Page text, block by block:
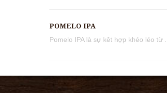
POMELO IPA
Pomelo IPA là sự kêt hợp khéo léo từ ...